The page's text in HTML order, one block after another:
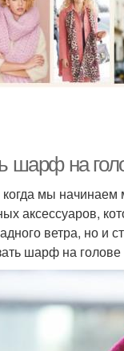
шарф на
мы начинаем
аксессуаров,
ветра, но и
шарф на